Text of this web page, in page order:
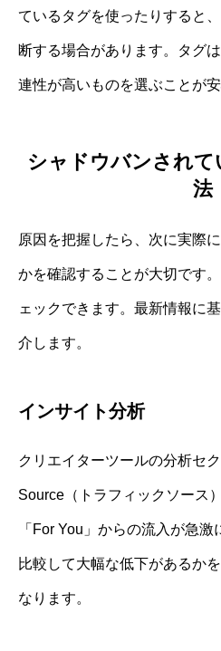
ているタグを使ったりすると
断する場合があります。タグ
連性が高いものを選ぶことが安
シャドウバンされ
法
原因を把握したら、次に実際
かを確認することが大切です
ェックできます。最新情報に
介します。
インサイト分析
クリエイターツールの分析セ
Source（トラフィックソース
「For You」からの流入が急
比較して大幅な低下があるか
なります。